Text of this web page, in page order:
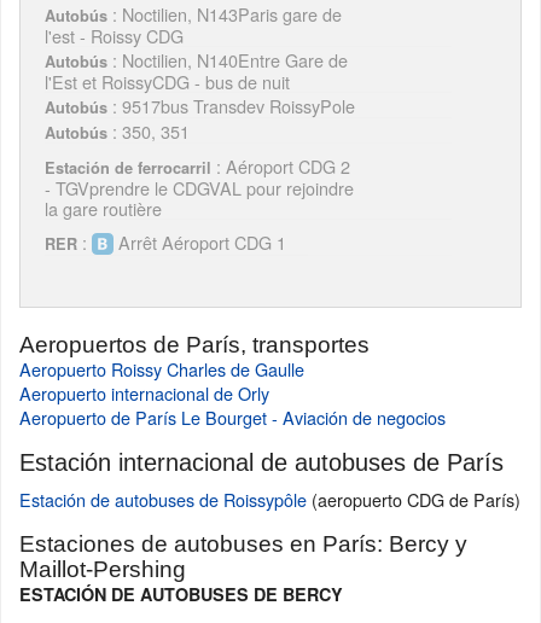
Autobús : Noctilien, N143Paris gare de
l'est - Roissy CDG
Autobús : Noctilien, N140Entre Gare de
l'Est et RoissyCDG - bus de nuit
Autobús : 9517bus Transdev RoissyPole
Autobús : 350, 351
Estación de ferrocarril : Aéroport CDG 2
- TGVprendre le CDGVAL pour rejoindre
la gare routière
RER : Arrêt Aéroport CDG 1
Aeropuertos de París, transportes
Aeropuerto Roissy Charles de Gaulle
Aeropuerto internacional de Orly
Aeropuerto de París Le Bourget - Aviación de negocios
Estación internacional de autobuses de París
Estación de autobuses de Roissypôle (aeropuerto CDG de París)
Estaciones de autobuses en París: Bercy y
Maillot-Pershing
ESTACIÓN DE AUTOBUSES DE BERCY